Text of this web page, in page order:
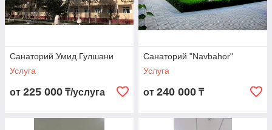
Санаторий Умид Гулшани
Услуга
от 225 000 ₸/услуга
Санаторий "Navbahor"
Услуга
от 240 000 ₸